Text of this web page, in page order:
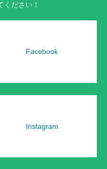
ください！
Facebook
Instagram